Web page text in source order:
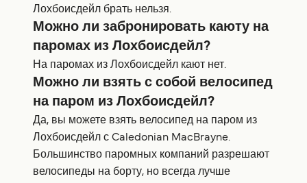
Лохбоисдейл брать нельзя.
Можно ли забронировать каюту на
паромах из Лохбоисдейл?
На паромах из Лохбоисдейл кают нет.
Можно ли взять с собой велосипед
на паром из Лохбоисдейл?
Да, вы можете взять велосипед на паром из
Лохбоисдейл с Caledonian MacBrayne.
Большинство паромных компаний разрешают
велосипеды на борту, но всегда лучше